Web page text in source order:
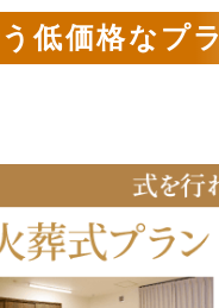
低価格なプ